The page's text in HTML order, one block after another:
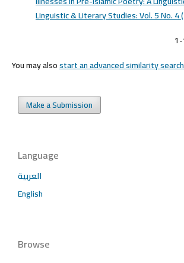
Linguistic & Literary Studies: Vol. 5 No. 4
You may alsostart an advanced similarity search
Make a Submission
Language
العربية
English
Browse